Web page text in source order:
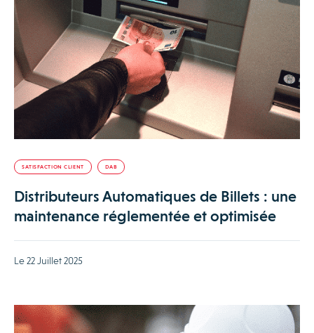
SATISFACTION CLIENT DAB
Distributeurs Automatiques de Billets : une
maintenance réglementée et optimisée
Le 22 Juillet 2025